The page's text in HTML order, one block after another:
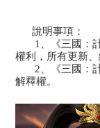
說明事項：
1、《三國：計
權利，所有更新
2、《三國：計
解釋權。